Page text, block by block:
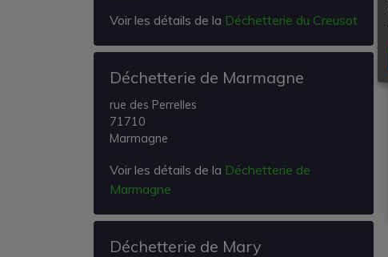
Voir les détails de la Déchetterie du Creusot
Déchetterie de Marmagne
rue des Perrelles
71710
Marmagne
Voir les détails de la Déchetterie de
Marmagne
Déchetterie de Mary